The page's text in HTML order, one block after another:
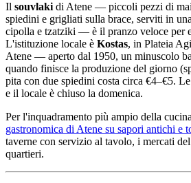
Il souvlakidi Atene — piccoli pezzi di
spiedini e grigliati sulla brace, serviti in
cipolla e tzatziki — è il pranzo veloce per
L'istituzione locale è Kostas, in Plateia
Atene — aperto dal 1950, un minuscolo
quando finisce la produzione del giorno
pita con due spiedini costa circa €4–€5.
e il locale è chiuso la domenica.
Per l'inquadramento più ampio della
gastronomica di Atene su sapori antichi e
taverne con servizio al tavolo, i mercati del
quartieri.